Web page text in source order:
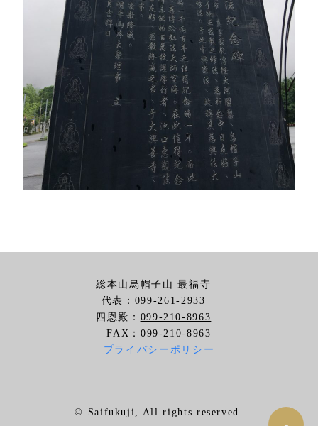
総本山烏帽子山 最福寺
代表： 099-261-2933
四恩殿： 099-210-8963
FAX：099-210-8963
プライバシーポリシー
©️ Saifukuji, All rights reserved.